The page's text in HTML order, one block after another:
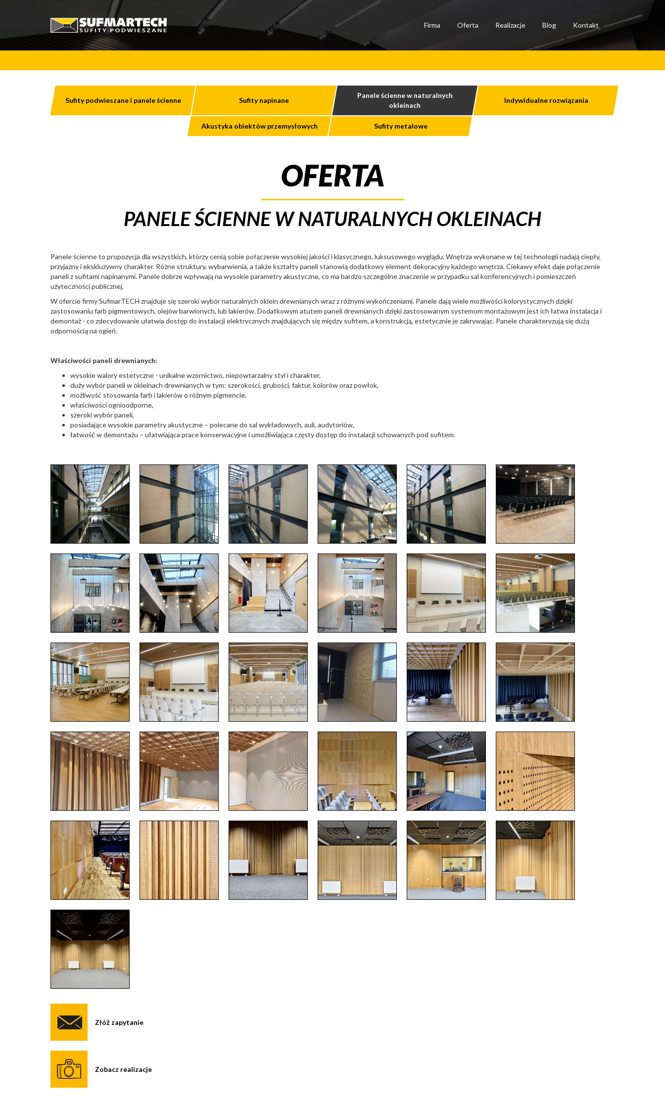
Firma Oferta Realizacje Blog Kontakt
Sufity podwieszane i panele ścienne Sufity napinane
Panele ścienne w naturalnych
okleinach
Indywidualne rozwiązania
Akustyka obiektów przemysłowych Sufity metalowe
OFERTA
PANELE ŚCIENNE W NATURALNYCH OKLEINACH
Panele ścienne to propozycja dla wszystkich, którzy cenią sobie połączenie wysokiej jakości i klasycznego, luksusowego wyglądu. Wnętrza wykonane w tej technologii nadają ciepły,
przyjazny i ekskluzywny charakter. Różne struktury, wybarwienia, a także kształty paneli stanowią dodatkowy element dekoracyjny każdego wnętrza. Ciekawy efekt daje połączenie
paneli z sufitami napinanymi. Panele dobrze wpływają na wysokie parametry akustyczne, co ma bardzo szczególne znaczenie w przypadku sal konferencyjnych i pomieszczeń
użyteczności publicznej.
W ofercie firmy SufmarTECH znajduje się szeroki wybór naturalnych oklein drewnianych wraz z różnymi wykończeniami. Panele dają wiele możliwości kolorystycznych dzięki
zastosowaniu farb pigmentowych, olejów barwionych, lub lakierów. Dodatkowym atutem paneli drewnianych dzięki zastosowanym systemom montażowym jest ich łatwa instalacja i
demontaż - co zdecydowanie ułatwia dostęp do instalacji elektrycznych znajdujących się między sufitem, a konstrukcją, estetycznie je zakrywając. Panele charakteryzują się dużą
odpornością na ogień.
Właściwości paneli drewnianych:
wysokie walory estetyczne - unikalne wzornictwo, niepowtarzalny styl i charakter,
duży wybór paneli w okleinach drewnianych w tym: szerokości, grubości, faktur, kolorów oraz powłok,
możliwość stosowania farb i lakierów o różnym pigmencie,
właściwości ognioodporne,
szeroki wybór paneli,
posiadające wysokie parametry akustyczne – polecane do sal wykładowych, auli, audytoriów,
łatwość w demontażu – ułatwiająca prace konserwacyjne i umożliwiająca częsty dostęp do instalacji schowanych pod sufitem.
Złóż zapytanie
Zobacz realizacje